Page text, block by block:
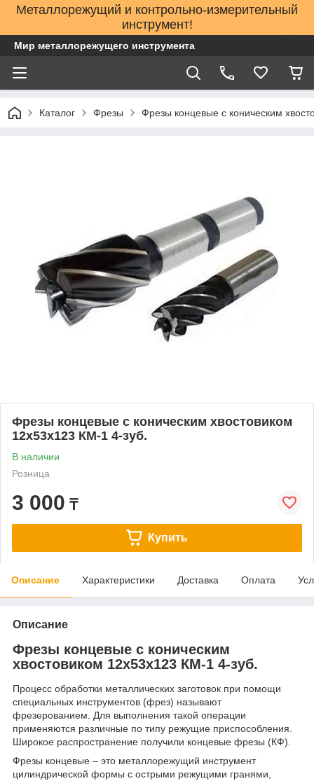
Металлорежущий и контрольно-измерительный
инструмент!
Мир металлорежущего инструмента
Каталог Фрезы Фрезы концевые с коническим
Фрезы концевые с коническим хвостовиком
12х53х123 КМ-1 4-зуб.
В наличии
Розница
3 000 ₸
Купить
Описание Характеристики Доставка Оплата
Описание
Фрезы концевые с коническим
хвостовиком 12х53х123 КМ-1 4-зуб.
Процесс обработки металлических заготовок при помощи
специальных инструментов (фрез) называют
фрезерованием. Для выполнения такой операции
применяются различные по типу режущие приспособления.
Широкое распространение получили концевые фрезы (КФ).
Фрезы концевые – это металлорежущий инструмент
цилиндрической формы с острыми режущими гранями,